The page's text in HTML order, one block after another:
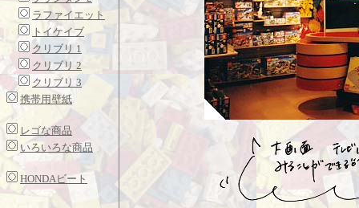
ラファイエット
トイケイブ
クリブリ 1
クリブリ 2
クリブリ 3
携帯用壁紙
レゴな商品
いろいろな商品
HONDAビート